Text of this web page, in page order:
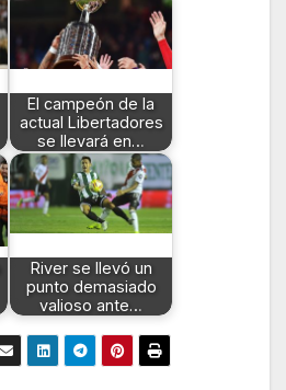
El campeón de la
actual Libertadores
se llevará en…
River se llevó un
punto demasiado
valioso ante…